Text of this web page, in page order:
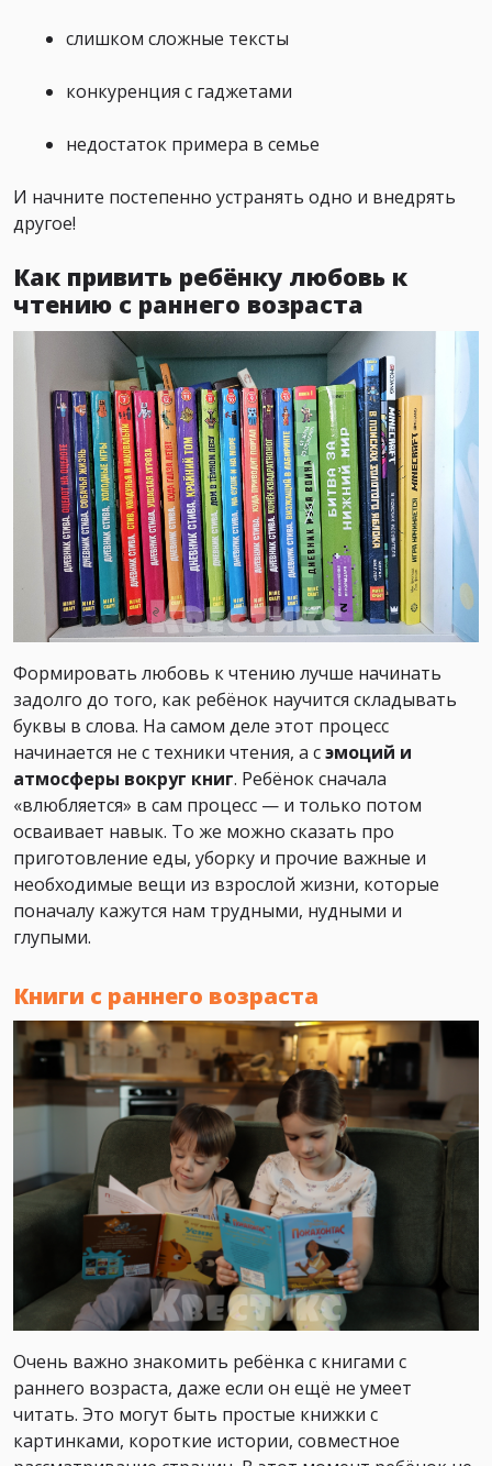
слишком сложные тексты
конкуренция с гаджетами
недостаток примера в семье
И начните постепенно устранять одно и внедрять
другое!
Как привить ребёнку любовь к
чтению с раннего возраста
Формировать любовь к чтению лучше начинать
задолго до того, как ребёнок научится складывать
буквы в слова. На самом деле этот процесс
начинается не с техники чтения, а сэмоций и
атмосферы вокруг книг. Ребёнок сначала
«влюбляется» в сам процесс — и только потом
осваивает навык. То же можно сказать про
приготовление еды, уборку и прочие важные и
необходимые вещи из взрослой жизни, которые
поначалу кажутся нам трудными, нудными и
глупыми.
Книги с раннего возраста
Очень важно знакомить ребёнка с книгами с
раннего возраста, даже если он ещё не умеет
читать. Это могут быть простые книжки с
картинками, короткие истории, совместное